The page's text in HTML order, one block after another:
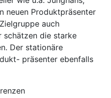
neuen Produktpräsenter
auch
schätzen die starke
Der stationäre
präsenter ebenfalls